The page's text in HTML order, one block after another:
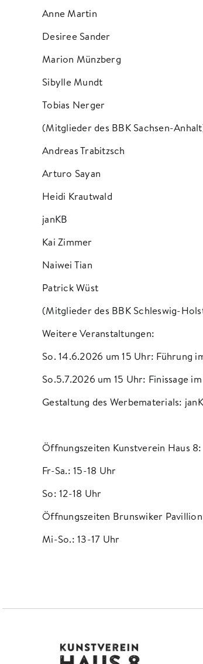
Anne Martin
Desiree Sander
Marion Münzberg
Sibylle Mundt
Tobias Nerger
(Mitglieder des BBK Sachsen-Anhalt
Andreas Trabitzsch
Arturo Sayan
Heidi Krautwald
janKB
Kai Zimmer
Naiwei Tian
Patrick Wüst
(Mitglieder des BBK Schleswig-
Weitere Veranstaltungen:
So. 14.6.2026 um 15 Uhr: Führung
So.5.7.2026 um 15 Uhr: Finissage
Gestaltung des Werbematerials:
Öffnungszeiten Kunstverein Haus 8:
Fr-Sa.: 15-18 Uhr
So: 12-18 Uhr
Öffnungszeiten Brunswiker
Mi-So.: 13-17 Uhr